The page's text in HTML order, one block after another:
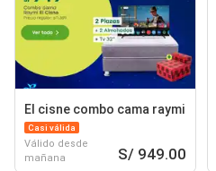
El cisne combo cama raymi
Casi válida
Válido desde
mañana
S/ 949.00